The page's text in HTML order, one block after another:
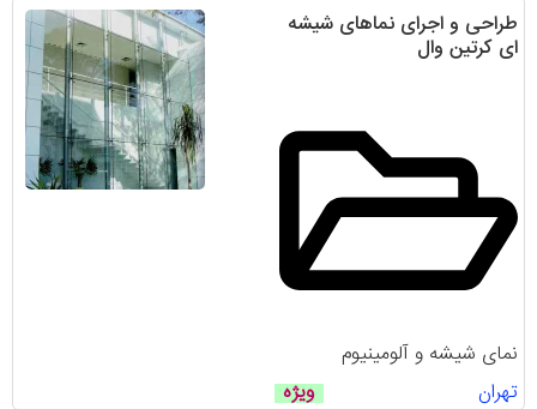
طراحی و اجرای نماهای شیشه
ای کرتین وال
نمای شیشه و آلومینیوم
تهران
ویژه